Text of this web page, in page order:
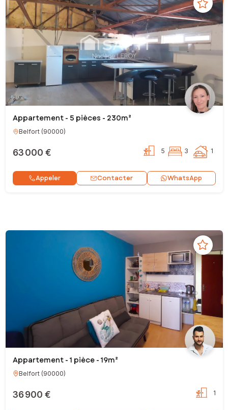
Appartement - 5 pièces - 230m²
Belfort(90000)
63 000 € 5 3 1
Appeler Contacter WhatsApp
Appartement - 1 pièce - 19m²
Belfort(90000)
36 900 € 1